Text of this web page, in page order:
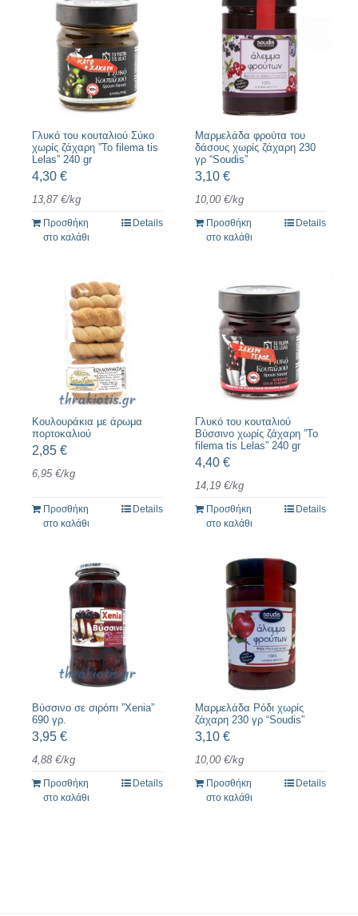
Γλυκό του κουταλιού Σύκο
χωρίς ζάχαρη ”To filema tis
Lelas” 240 gr
4,30 €
13,87 €/kg
Προσθήκη
στο καλάθι
Details
Μαρμελάδα φρούτα του
δάσους χωρίς ζάχαρη 230
γρ “Soudis”
3,10 €
10,00 €/kg
Προσθήκη
στο καλάθι
Details
Κουλουράκια με άρωμα
πορτοκαλιού
2,85 €
6,95 €/kg
Προσθήκη
στο καλάθι
Details
Γλυκό του κουταλιού
Βύσσινο χωρίς ζάχαρη ”To
filema tis Lelas” 240 gr
4,40 €
14,19 €/kg
Προσθήκη
στο καλάθι
Details
Βύσσινο σε σιρόπι ”Xenia”
690 γρ.
3,95 €
4,88 €/kg
Προσθήκη
στο καλάθι
Details
Μαρμελάδα Ρόδι χωρίς
ζάχαρη 230 γρ “Soudis”
3,10 €
10,00 €/kg
Προσθήκη
στο καλάθι
Details